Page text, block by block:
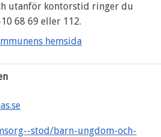
utanför kontorstid ringer du
68 69 eller 112.
hemsida
stod/barn-ungdom-och-